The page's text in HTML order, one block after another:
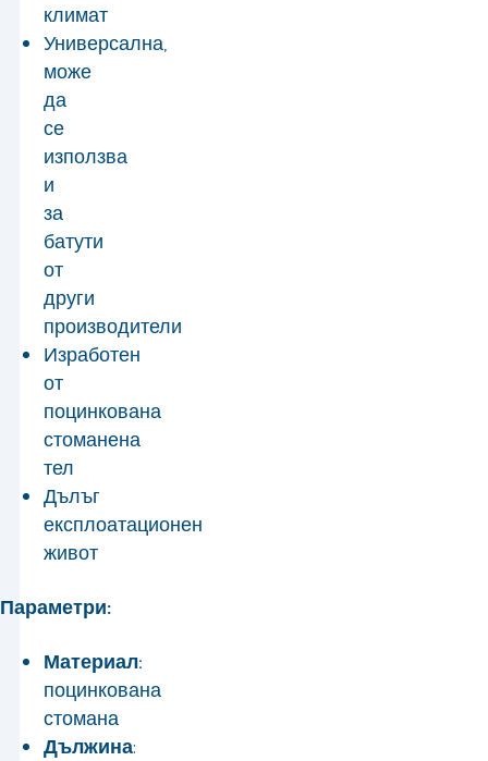
климат
Универсална,
може
да
се
използва
и
за
батути
от
други
производители
Изработен
от
поцинкована
стоманена
тел
Дълъг
експлоатационен
живот
Параметри:
Материал:
поцинкована
стомана
Дължина: